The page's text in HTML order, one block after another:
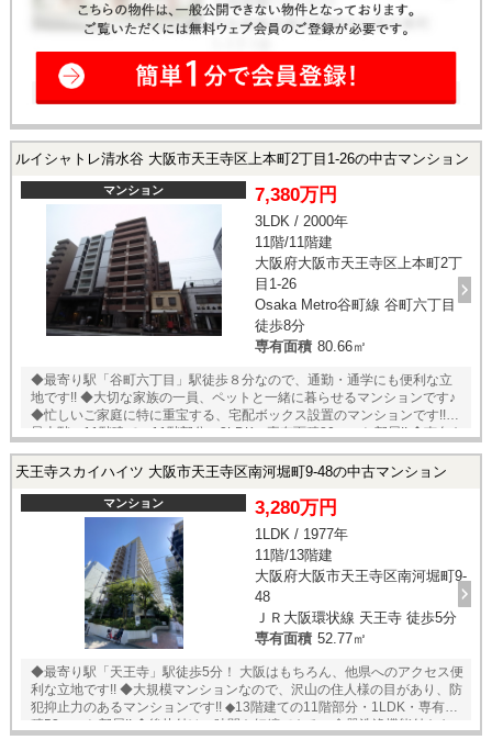
ルイシャトレ清水谷 大阪市天王寺区上本町2丁目1-26の中古マンション
マンション 7,380万円
3LDK / 2000年
11階/11階建
大阪府大阪市天王寺区上本町2丁
目1-26
Osaka Metro谷町線 谷町六丁目
徒歩8分
専有面積 80.66㎡
◆最寄り駅「谷町六丁目」駅徒歩８分なので、通勤・通学にも便利な立
地です!! ◆大切な家族の一員、ペットと一緒に暮らせるマンションです♪
◆忙しいご家庭に特に重宝する、宅配ボックス設置のマンションです!! ◆
最上階・11階建ての11階部分・3LDK・専有面積80㎡のお部屋!! ◆南向き
バルコニーの為、陽当たり良好です♪ ◆2025年1月リフォーム済！ 【リフ
ォーム内容】◎浴室・キッチン・洗面化粧台・トイレ新調 ◎クロス・フ
日時でご内覧可能！★ 当店までお電話いただくか、もしくは24時間対応
可能「内覧予約・お問い合わせ」フォームよりお問い合わせ下さい！ ◎
当社ではネットで他社様が広告している物件も同時に紹介・案内可能で
す。 併せて内覧を希望される際は、物件名を担当者までお申し付け下さ
天王寺スカイハイツ 大阪市天王寺区南河堀町9-48の中古マンション
マンション 3,280万円
1LDK / 1977年
11階/13階建
大阪府大阪市天王寺区南河堀町9-
48
ＪＲ大阪環状線 天王寺 徒歩5分
専有面積 52.77㎡
◆最寄り駅「天王寺」駅徒歩5分！ 大阪はもちろん、他県へのアクセス便
利な立地です!! ◆大規模マンションなので、沢山の住人様の目があり、防
犯抑止力のあるマンションです!! ◆13階建ての11階部分・1LDK・専有面
積52㎡のお部屋!! ◆後片付けの時間を短縮できる、食器洗浄機能付きキッ